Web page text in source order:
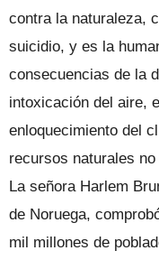
contra la naturaleza,
suicidio, y es la
consecuencias de la
intoxicación del aire,
enloquecimiento del
recursos naturales
La señora Harlem
de Noruega,
mil millones de